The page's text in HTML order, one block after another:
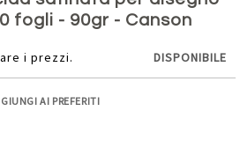
fogli - 90gr - Canson
i prezzi. DISPONIBILE
AI PREFERITI